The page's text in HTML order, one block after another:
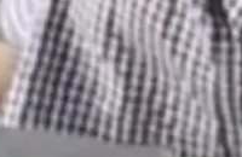
，你得靠"文档、校验、或
法。Rust 的 enum，两个
只不过，实际上它不一
的重制版，我十年前的
是，这次它构建在 Cloudf
了九年时间搭建的平台
。这基本上是我十年秘密
的守护进程。 设
象是一个独立的 SQLite
复制到你自己的 S3 兼容
通过这个存储库协调——
识协议。每个对象自带一
/流畅/AI榜：vivo夺
三星Galaxy Z系列
，由于存储等硬件成本暴
不好过啊，新机速度明显
许多。新机参数规格除开